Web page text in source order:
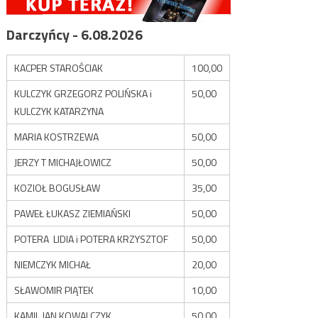
Darczyńcy - 6.08.2026
KACPER STAROŚCIAK
100,00
KULCZYK GRZEGORZ POLIŃSKA i
KULCZYK KATARZYNA
50,00
MARIA KOSTRZEWA
50,00
JERZY T MICHAJŁOWICZ
50,00
KOZIOŁ BOGUSŁAW
35,00
PAWEŁ ŁUKASZ ZIEMIAŃSKI
50,00
POTERA LIDIA i POTERA KRZYSZTOF
50,00
NIEMCZYK MICHAŁ
20,00
SŁAWOMIR PIĄTEK
10,00